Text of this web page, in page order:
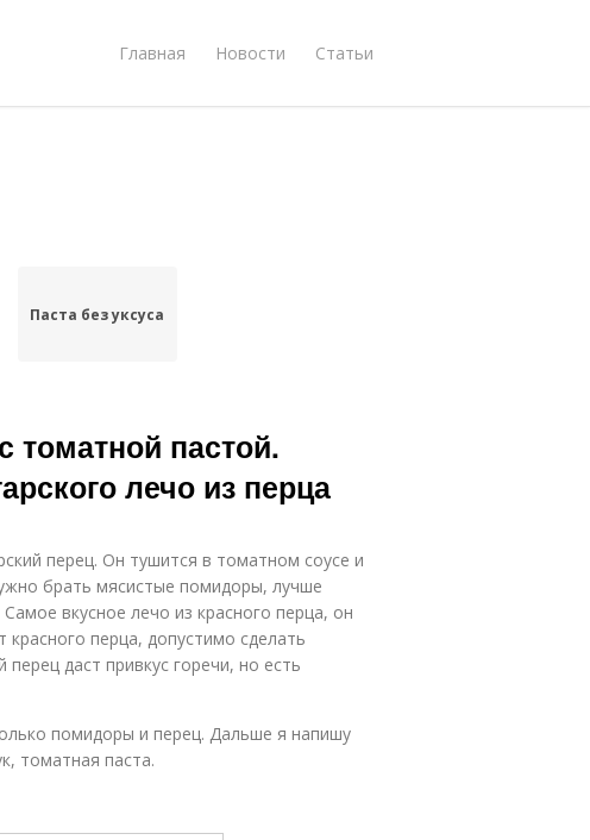
Главная Новости Статьи
Паста без уксуса
томатной пастой.
лечо из перца
перец. Он тушится в томатном соусе и
брать мясистые помидоры, лучше
вкусное лечо из красного перца, он
перца, допустимо сделать
даст привкус горечи, но есть
помидоры и перец. Дальше я напишу
томатная паста.